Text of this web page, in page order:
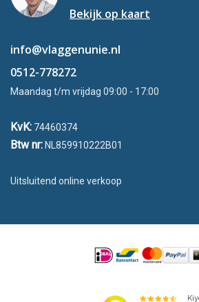
Bekijk op kaart
info@vlaggenunie.nl
0512-778272
Maandag t/m vrijdag 09:00 - 17:00
KvK: 74460374
Btw nr: NL859910222B01
Uitsluitend online verkoop